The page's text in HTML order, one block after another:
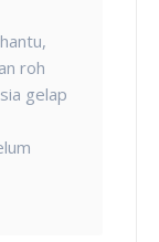
roh
gelap